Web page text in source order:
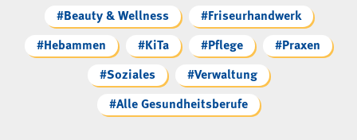
Finde Inhalte für deine Branche:
#Beauty & Wellness
#Friseurhandwerk
#Hebammen
#KiTa #Pflege
#Praxen
#Soziales
#Verwaltung
#Alle Gesundheitsberufe